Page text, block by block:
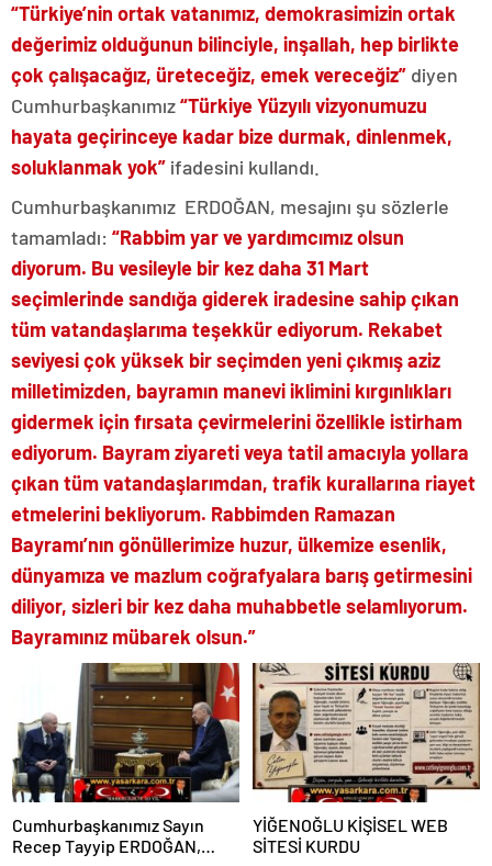
“Türkiye’nin ortak vatanımız, demokrasimizin ortak
değerimiz olduğunun bilinciyle, inşallah, hep birlikte
çok çalışacağız, üreteceğiz, emek vereceğiz” diyen
Cumhurbaşkanımız“Türkiye Yüzyılı vizyonumuzu
hayata geçirinceye kadar bize durmak, dinlenmek,
soluklanmak yok” ifadesini kullandı.
Cumhurbaşkanımız ERDOĞAN, mesajını şu sözlerle
tamamladı: “Rabbim yar ve yardımcımız olsun
diyorum. Bu vesileyle bir kez daha 31 Mart
seçimlerinde sandığa giderek iradesine sahip çıkan
tüm vatandaşlarıma teşekkür ediyorum. Rekabet
seviyesi çok yüksek bir seçimden yeni çıkmış aziz
milletimizden, bayramın manevi iklimini kırgınlıkları
gidermek için fırsata çevirmelerini özellikle istirham
ediyorum. Bayram ziyareti veya tatil amacıyla yollara
çıkan tüm vatandaşlarımdan, trafik kurallarına riayet
etmelerini bekliyorum. Rabbimden Ramazan
Bayramı’nın gönüllerimize huzur, ülkemize esenlik,
dünyamıza ve mazlum coğrafyalara barış getirmesini
diliyor, sizleri bir kez daha muhabbetle selamlıyorum.
Bayramınız mübarek olsun.”
Cumhurbaşkanımız Sayın
Recep Tayyip ERDOĞAN,
YİĞENOĞLU KİŞİSEL WEB
SİTESİ KURDU